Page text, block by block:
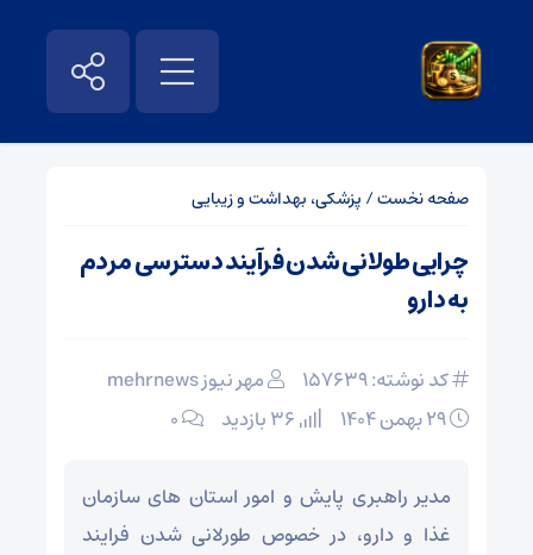
صفحه نخست/ پزشکی، بهداشت و زیبایی
چرایی طولانی شدن فرآیند دسترسی مردم
به دارو
کد نوشته: 157639
مهر نیوز mehrnews
۰
مدیر راهبری پایش و امور استان های سازمان
غذا و دارو، در خصوص طورلانی شدن فرایند